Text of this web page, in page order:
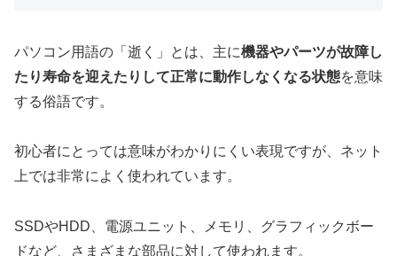
パソコン用語の「逝く」とは、主に機器やパーツが故障し
たり寿命を迎えたりして正常に動作しなくなる状態を意味
する俗語です。
初心者にとっては意味がわかりにくい表現ですが、ネット
上では非常によく使われています。
SSDやHDD、電源ユニット、メモリ、グラフィックボー
ドなど、さまざまな部品に対して使われます。